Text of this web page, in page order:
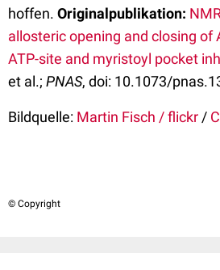
hoffen. Originalpublikation:
allosteric opening and closing of
ATP-site and myristoyl pocket
et al.; PNAS, doi: 10.1073/
Bildquelle: Martin Fisch / flickr /
© Copyright